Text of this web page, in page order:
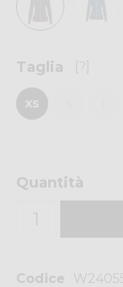
Codice
Taglia [?]
XS
Quantità